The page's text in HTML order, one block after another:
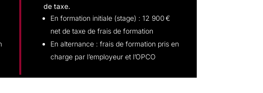
de taxe.
En formation initiale (stage) : 12 900 €
net de taxe de frais de formation
En alternance : frais de formation pris en
charge par l’employeur et l’OPCO